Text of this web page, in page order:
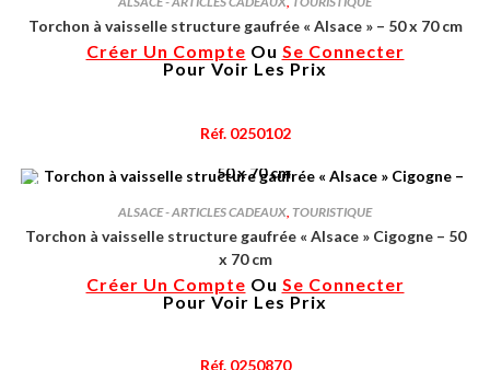
Torchon à vaisselle structure gaufrée « Alsace » – 50 x 70 cm
Créer Un Compte Ou Se Connecter
Pour Voir Les Prix
Réf. 0250102
ALSACE - ARTICLES CADEAUX TOURISTIQUE
Torchon à vaisselle structure gaufrée « Alsace » Cigogne – 50
x 70 cm
Créer Un Compte Ou Se Connecter
Pour Voir Les Prix
Réf. 0250870